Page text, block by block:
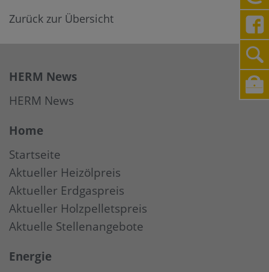
Zurück zur Übersicht
HERM News
HERM News
Home
Startseite
Aktueller Heizölpreis
Aktueller Erdgaspreis
Aktueller Holzpelletspreis
Aktuelle Stellenangebote
Energie